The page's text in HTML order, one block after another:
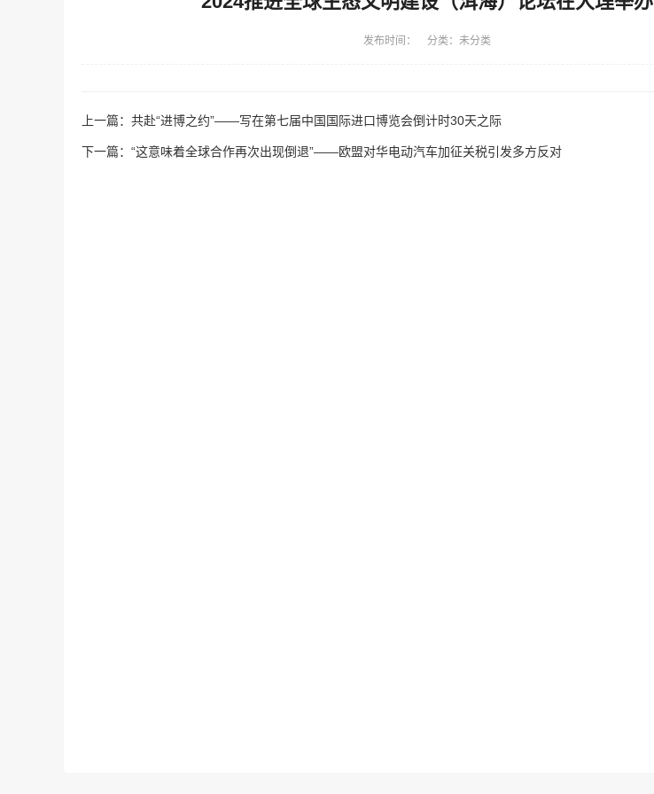
发布时间： 分类：未分类
上一篇： 共赴“进博之约”——写在第七届中国国际进口博览会倒计时30天之际
下一篇： “这意味着全球合作再次出现倒退”——欧盟对华电动汽车加征关税引发多方反对